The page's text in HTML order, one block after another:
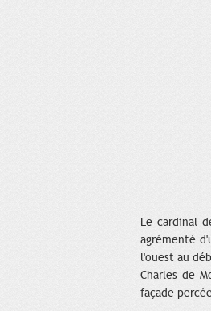
Le cardinal
agrémenté
l'ouest au
Charles de
façade